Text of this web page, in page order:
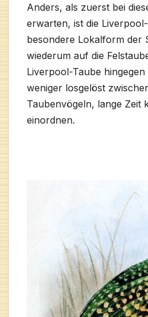
Anders, als zuerst bei
erwarten, ist die
besondere Lokalform der
wiederum auf die
Liverpool-Taube
weniger losgelöst
Taubenvögeln, lange Zeit
einordnen.